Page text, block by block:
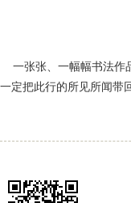
一张张、一幅幅书法作
一定把此行的所见所闻带